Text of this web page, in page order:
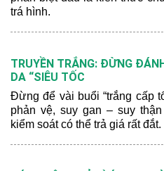
trá hình.
TRUYỀN TRẮNG: ĐỪNG
DA “SIÊU TỐC
Đừng để vài buổi “trắng cấp
phản vệ, suy gan – suy
kiểm soát có thể trả giá rất đắt.